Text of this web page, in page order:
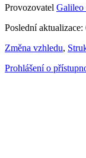
Provozovatel Galileo
Poslední
Změna vzhledu,
Prohlášení o